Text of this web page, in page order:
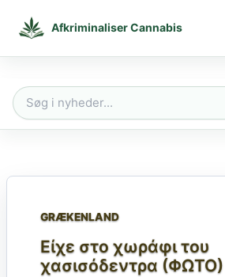
Afkriminaliser Cannabis
Søg
GRÆKENLAND
Είχε στο χωράφι του
χασισόδεντρα (ΦΩΤΟ)